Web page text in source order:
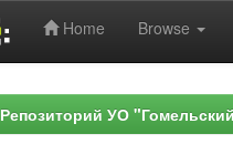
Home Browse
Репозиторий УО